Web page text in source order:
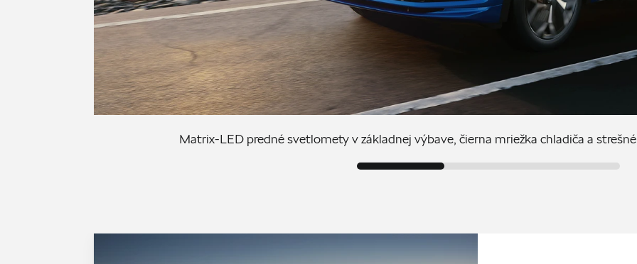
Matrix-LED predné svetlomety v základnej výbave, čierna mriežka chladiča a